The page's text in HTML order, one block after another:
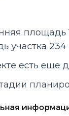
площадь
участка 234
есть еще